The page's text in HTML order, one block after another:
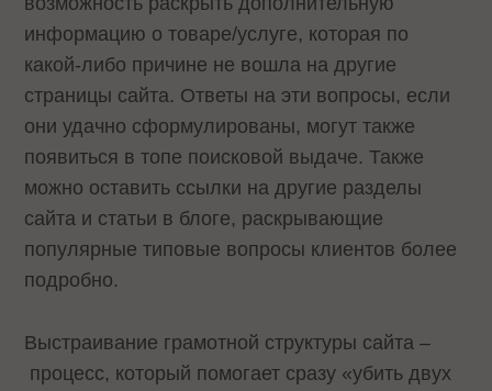
информацию о товаре/услуге, которая по
какой-либо причине не вошла на другие
страницы сайта. Ответы на эти вопросы, если
они удачно сформулированы, могут также
появиться в топе поисковой выдаче. Также
можно оставить ссылки на другие разделы
сайта и статьи в блоге, раскрывающие
популярные типовые вопросы клиентов более
подробно.
Выстраивание грамотной структуры сайта –
процесс, который помогает сразу «убить двух